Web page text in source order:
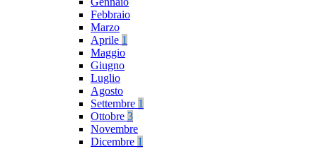
Febbraio
Marzo
Aprile 1
Maggio
Giugno
Luglio
Agosto
Settembre 1
Ottobre 3
Novembre
Dicembre 1